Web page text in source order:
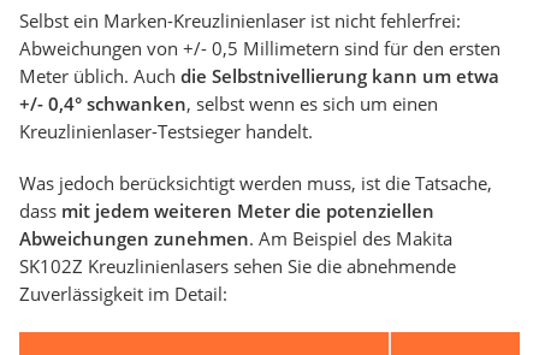
Selbst ein Marken-Kreuzlinienlaser ist nicht fehlerfrei:
Abweichungen von +/- 0,5 Millimetern sind für den ersten
Meter üblich. Auch die Selbstnivellierung kann um etwa
+/- 0,4° schwanken, selbst wenn es sich um einen
Kreuzlinienlaser-Testsieger handelt.
Was jedoch berücksichtigt werden muss, ist die Tatsache,
dass mit jedem weiteren Meter die potenziellen
Abweichungen zunehmen. Am Beispiel des Makita
SK102Z Kreuzlinienlasers sehen Sie die abnehmende
Zuverlässigkeit im Detail: